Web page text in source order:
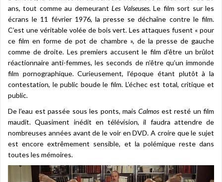
ans, tout comme au demeurantLes Valseuses. Le film sort sur les
écrans le 11 février 1976, la presse se déchaîne contre le film.
C’est une véritable volée de bois vert. Les attaques fusent « pour
ce film en forme de pot de chambre », de la presse de gauche
comme de droite. Les premiers accusent le film d’être un brûlot
réactionnaire anti-femmes, les seconds de n’être qu’un immonde
film pornographique. Curieusement, l’époque étant plutôt à la
contestation, le public boude le film. L’échec est total, critique et
public.
De l’eau est passée sous les ponts, maisCalmosest resté un film
maudit. Quasiment inédit en télévision, il faudra attendre de
nombreuses années avant de le voir en DVD. A croire que le sujet
est encore extrêmement sensible, et la polémique reste dans
toutes les mémoires.